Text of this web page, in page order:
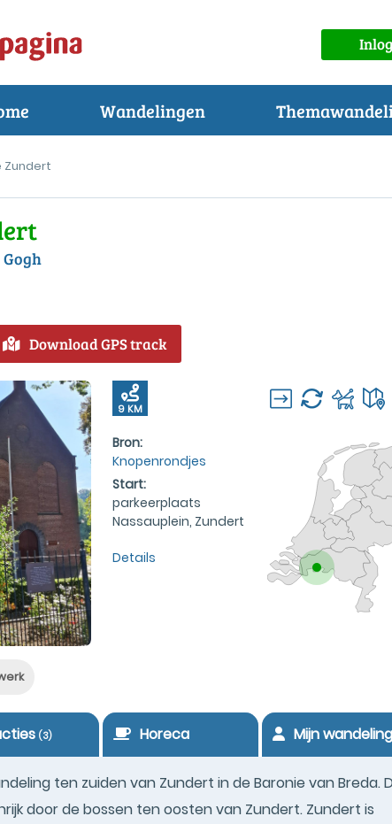
Wandelingen
Zundert
Download GPS track
9 KM
Bron:
Knopenrondjes
Start:
parkeerplaats
Nassauplein, Zundert
Details
(3) Horeca Mijn wandeling
ten zuiden van Zundert in de Baronie van Breda.
door de bossen ten oosten van Zundert. Zundert is